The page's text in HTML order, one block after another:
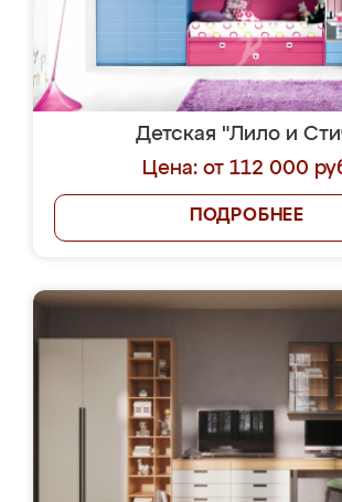
Детская "Лило и
Цена: от 112 000
ПОДРОБНЕЕ